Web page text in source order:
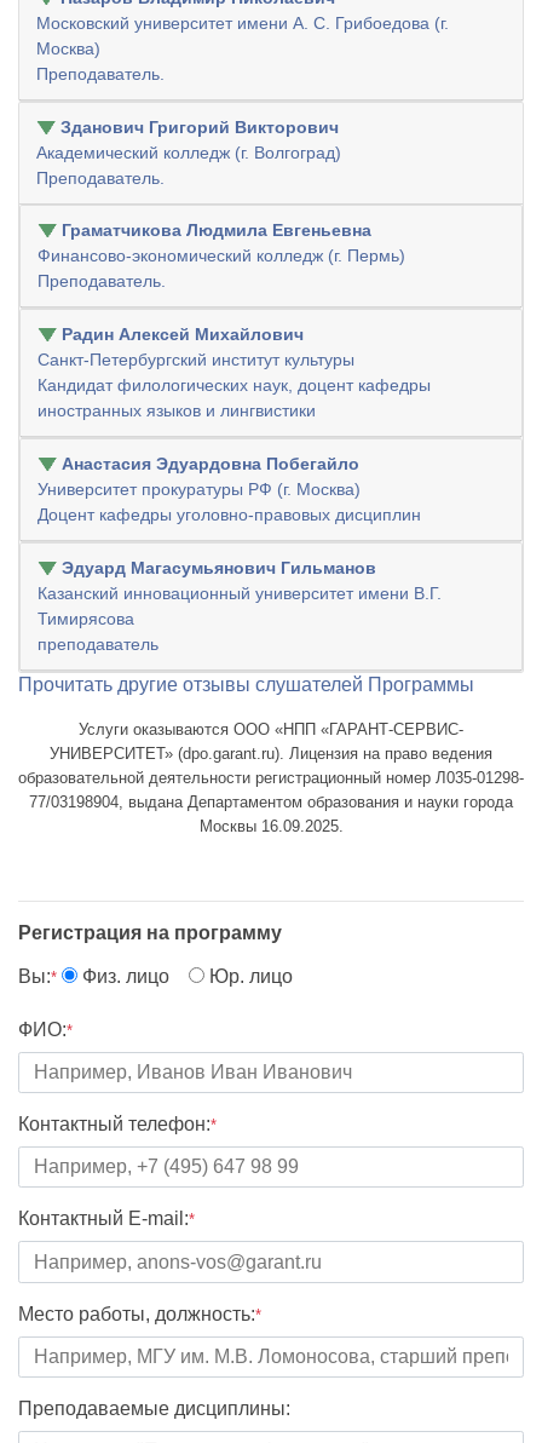
Московский университет имени А. С. Грибоедова (г.
Москва)
Преподаватель.
Зданович Григорий Викторович
Академический колледж (г. Волгоград)
Преподаватель.
Граматчикова Людмила Евгеньевна
Финансово-экономический колледж (г. Пермь)
Преподаватель.
Радин Алексей Михайлович
Санкт-Петербургский институт культуры
Кандидат филологических наук, доцент кафедры
иностранных языков и лингвистики
Анастасия Эдуардовна Побегайло
Университет прокуратуры РФ (г. Москва)
Доцент кафедры уголовно-правовых дисциплин
Эдуард Магасумьянович Гильманов
Казанский инновационный университет имени В.Г.
Тимирясова
преподаватель
Прочитать другие отзывы слушателей Программы
Услуги оказываются ООО «НПП «ГАРАНТ-СЕРВИС-
УНИВЕРСИТЕТ» (dpo.garant.ru). Лицензия на право ведения
образовательной деятельности регистрационный номер Л035-01298-
77/03198904, выдана Департаментом образования и науки города
Москвы 16.09.2025.
Регистрация на программу
Вы:* Физ. лицо Юр. лицо
ФИО:*
Контактный телефон:*
Контактный E-mail:*
Место работы, должность:*
Преподаваемые дисциплины: